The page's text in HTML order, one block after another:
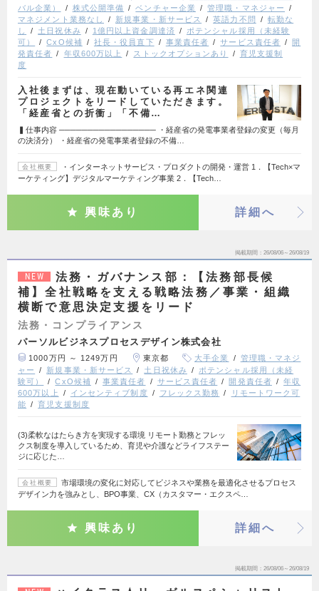
バル企業）
株式公開準備 ベンチャー企業
管理職・マネジャー
マネジメント業務なし
新規事業・新サービス 英語力不問
転勤な
し
土日祝休み 1億円以上資金調達済
ポテンシャル採用（未経験
可）
CxO候補 社長・役員直下 事業責任者 サービス責任者
開
発責任者
年収600万以上 ストックオプションあり
育児支援制
度
入社後まずは、現在動いている再エネ関連
プロジェクトをリードしていただきます。
「経産省との折衝」「不備…
▍仕事内容 ───────────────── ・経産省の発電事業者登録の変更（毎月
の決済分） ・経産省の発電事業者登録の不備…
会社概要
・インターネットサービス・プロダクトの開発・運営 1．【Tech×マ
ーケティング】デジタルマーケティング事業 2．【Tech…
興味あり 詳細へ
掲載期間 26/08/06～26/08/19
NEW
法務・ガバナンス部：【法務部長候
補】全社戦略を支える戦略法務／事業・組織
横断で意思決定支援をリード
法務・コンプライアンス
パーソルビジネスプロセスデザイン株式会社
1000万円 ～ 1249万円 東京都 大手企業
管理職・マネジ
ャー
新規事業・新サービス 土日祝休み
ポテンシャル採用（未経
験可）
CxO候補 事業責任者 サービス責任者 開発責任者
年収
600万以上
インセンティブ制度 フレックス勤務
リモートワーク可
能
育児支援制度
(3)柔軟なはたらき方を実現する環境 リモート勤務とフレッ
クス制度を導入しているため、育児や介護などライフステー
ジに応じた…
会社概要
市場環境の変化に対応してビジネスや業務を最適化させるプロセス
デザイン力を強みとし、BPO事業、CX（カスタマー・エクスペ…
興味あり 詳細へ
掲載期間 26/08/06～26/08/19